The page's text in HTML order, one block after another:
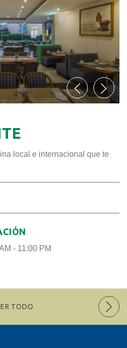
local e internacional que te
- 11:00 PM
TODO